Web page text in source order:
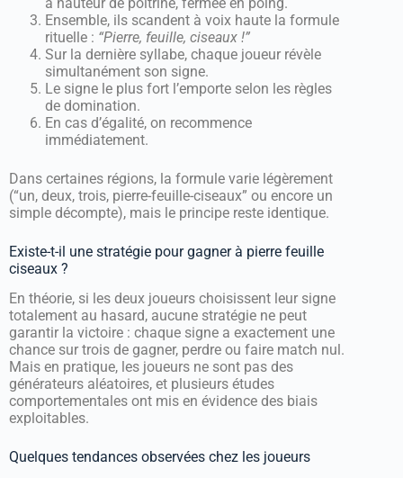
Ensemble, ils scandent à voix haute la formule
rituelle : “Pierre, feuille, ciseaux !”
Sur la dernière syllabe, chaque joueur révèle
simultanément son signe.
Le signe le plus fort l’emporte selon les règles
de domination.
En cas d’égalité, on recommence
immédiatement.
Dans certaines régions, la formule varie légèrement
(“un, deux, trois, pierre-feuille-ciseaux” ou encore un
simple décompte), mais le principe reste identique.
Existe-t-il une stratégie pour gagner à pierre feuille
ciseaux ?
En théorie, si les deux joueurs choisissent leur signe
totalement au hasard, aucune stratégie ne peut
garantir la victoire : chaque signe a exactement une
chance sur trois de gagner, perdre ou faire match nul.
Mais en pratique, les joueurs ne sont pas des
générateurs aléatoires, et plusieurs études
comportementales ont mis en évidence des biais
exploitables.
Quelques tendances observées chez les joueurs